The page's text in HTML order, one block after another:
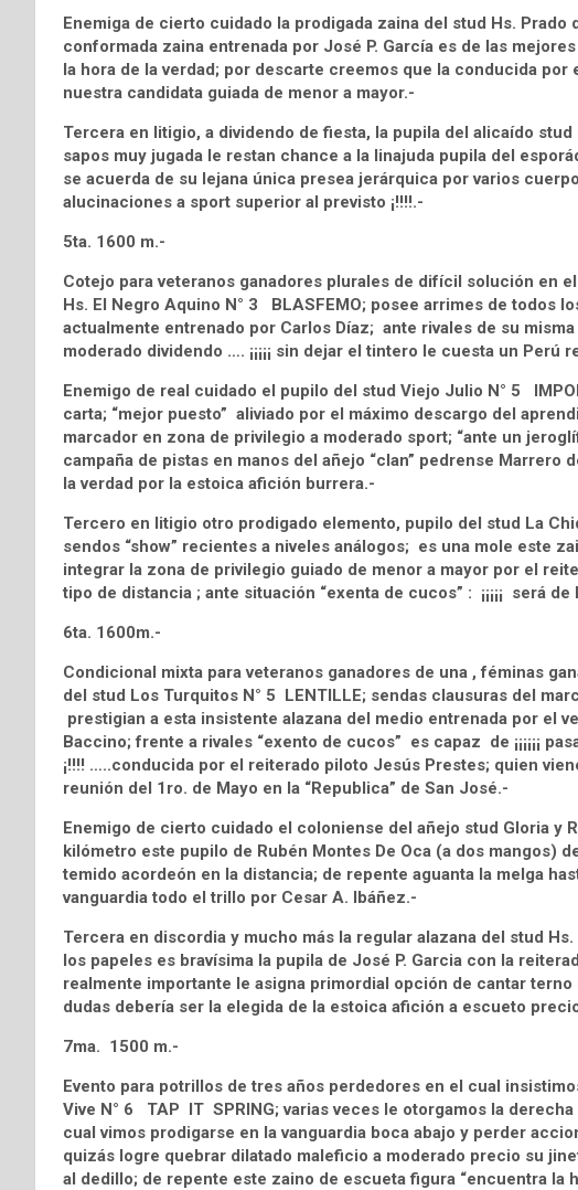
Enemiga de cierto cuidado la prodigada zaina del stud Hs.
conformada zaina entrenada por José P. García es de las
la hora de la verdad; por descarte creemos que la conducida
nuestra candidata guiada de menor a mayor.-
Tercera en litigio, a dividendo de fiesta, la pupila del alicaído
sapos muy jugada le restan chance a la linajuda pupila del
se acuerda de su lejana única presea jerárquica por varios
alucinaciones a sport superior al previsto ¡!!!!.-
5ta. 1600 m.-
Cotejo para veteranos ganadores plurales de difícil solución en
Hs. El Negro Aquino N° 3 BLASFEMO; posee arrimes de todos
actualmente entrenado por Carlos Díaz; ante rivales de su
moderado dividendo …. ¡¡¡¡¡ sin dejar el tintero le cuesta un Perú
Enemigo de real cuidado el pupilo del stud Viejo Julio N° 5
carta; “mejor puesto” aliviado por el máximo descargo del
marcador en zona de privilegio a moderado sport; “ante un
campaña de pistas en manos del añejo “clan” pedrense Marrero
la verdad por la estoica afición burrera.-
Tercero en litigio otro prodigado elemento, pupilo del stud La
sendos “show” recientes a niveles análogos; es una mole este
integrar la zona de privilegio guiado de menor a mayor por el
tipo de distancia ; ante situación “exenta de cucos” : ¡¡¡¡¡ será
6ta. 1600m.-
Condicional mixta para veteranos ganadores de una , féminas
del stud Los Turquitos N° 5 LENTILLE; sendas clausuras del
prestigian a esta insistente alazana del medio entrenada por el
Baccino; frente a rivales “exento de cucos” es capaz de ¡¡¡¡¡¡
¡!!!! …..conducida por el reiterado piloto Jesús Prestes; quien
reunión del 1ro. de Mayo en la “Republica” de San José.-
Enemigo de cierto cuidado el coloniense del añejo stud Gloria y
kilómetro este pupilo de Rubén Montes De Oca (a dos mangos)
temido acordeón en la distancia; de repente aguanta la melga
vanguardia todo el trillo por Cesar A. Ibáñez.-
Tercera en discordia y mucho más la regular alazana del stud
los papeles es bravísima la pupila de José P. Garcia con la
realmente importante le asigna primordial opción de cantar terno
dudas debería ser la elegida de la estoica afición a escueto
7ma. 1500 m.-
Evento para potrillos de tres años perdedores en el cual
Vive N° 6 TAP IT SPRING; varias veces le otorgamos la
cual vimos prodigarse en la vanguardia boca abajo y perder
quizás logre quebrar dilatado maleficio a moderado precio su
al dedillo; de repente este zaino de escueta figura “encuentra la